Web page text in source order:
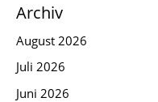
Archiv
August 2026
Juli 2026
Juni 2026